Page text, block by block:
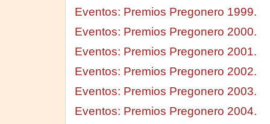
Eventos: Premios Pregonero 1999.
Eventos: Premios Pregonero 2000.
Eventos: Premios Pregonero 2001.
Eventos: Premios Pregonero 2002.
Eventos: Premios Pregonero 2003.
Eventos: Premios Pregonero 2004.